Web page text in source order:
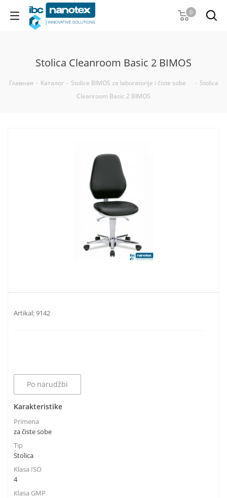
0
Stolica Cleanroom Basic 2 BIMOS
Главная - Каталог - Stolice BIMOS za laboratorije i čiste sobe - Stolica
Cleanroom Basic 2 BIMOS
Artikal:9142
Po narudžbi
Karakteristike
Primena
za čiste sobe
Tip
Stolica
Klasa ISO
4
Klasa GMP